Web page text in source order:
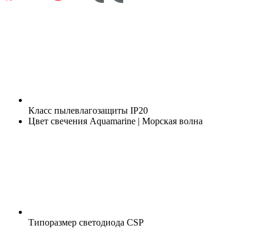
Класс пылевлагозащиты IP20
Цвет свечения Aquamarine | Морская волна
Типоразмер светодиода CSP